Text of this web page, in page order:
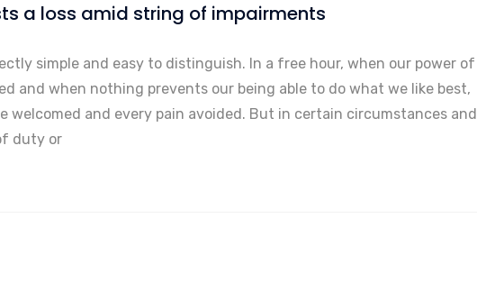
a loss amid string of impairments
simple and easy to distinguish. In a free hour, when our power of
and when nothing prevents our being able to do what we like best,
welcomed and every pain avoided. But in certain circumstances and
duty or